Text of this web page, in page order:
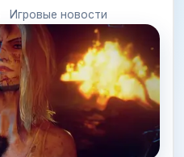
Игровые новости